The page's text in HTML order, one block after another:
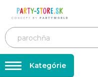
Kategórie